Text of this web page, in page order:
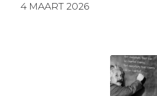
4 MAART 2026